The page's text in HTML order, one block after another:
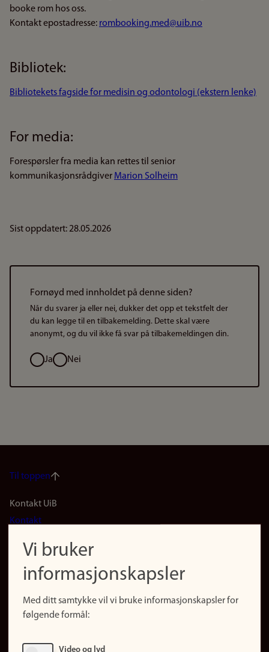
booke rom hos oss.
Kontakt epostadresse: rombooking.med@uib.no
Bibliotek:
Bibliotekets fagside for medisin og odontologi (ekstern lenke)
For media:
Forespørsler fra media kan rettes til senior
kommunikasjonsrådgiver Marion Solheim
Sist oppdatert: 28.05.2026
Fornøyd med innholdet på denne siden?
Når du svarer ja eller nei, dukker det opp et tekstfelt der
du kan legge til en tilbakemelding. Dette skal være
anonymt, og du vil ikke få svar på tilbakemeldingen din.
ValgJa Nei
Til toppen
Footer
(no)
Kontakt UiB
Kontakt
Finn forsker
Presse
Finn studier
Ledige stillinger
Vi bruker
informasjonskapsler
Med ditt samtykke vil vi bruke informasjonskapsler for
følgende formål:
Video og lyd